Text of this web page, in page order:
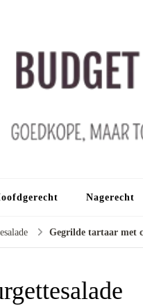
Nagerecht
Gegrilde tartaar met